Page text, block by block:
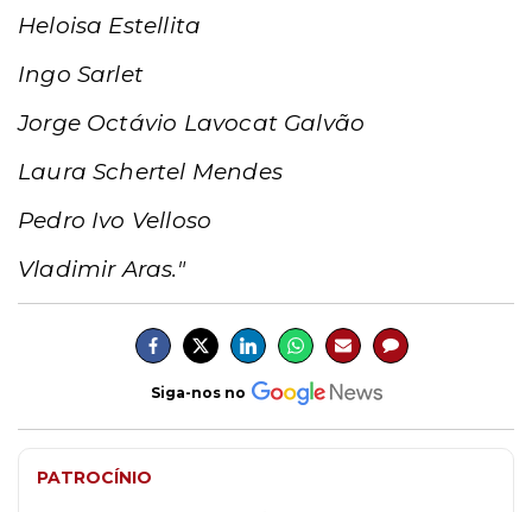
Heloisa Estellita
Ingo Sarlet
Jorge Octávio Lavocat Galvão
Laura Schertel Mendes
Pedro Ivo Velloso
Vladimir Aras."
Siga-nos no
PATROCÍNIO